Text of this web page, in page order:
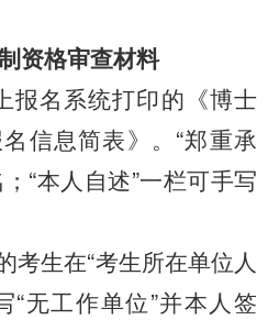
资格审查材料
报名系统打印的《博士
信息简表》。 “郑重承
“本人自述”一栏可手写
考生在“考生所在单位人
“无工作单位”并本人签